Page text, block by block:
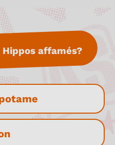
affamés?